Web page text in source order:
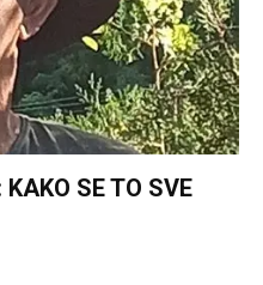
SE TO SVE